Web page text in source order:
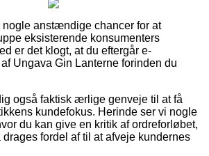
anstændige chancer for at
eksisterende konsumenters
er det klogt, at du eftergår e-
Ungava Gin Lanterne forinden du
også faktisk ærlige genveje til at få
kundefokus. Herinde ser vi nogle
du kan give en kritik af ordreforløbet,
fordel af til at afveje kundernes